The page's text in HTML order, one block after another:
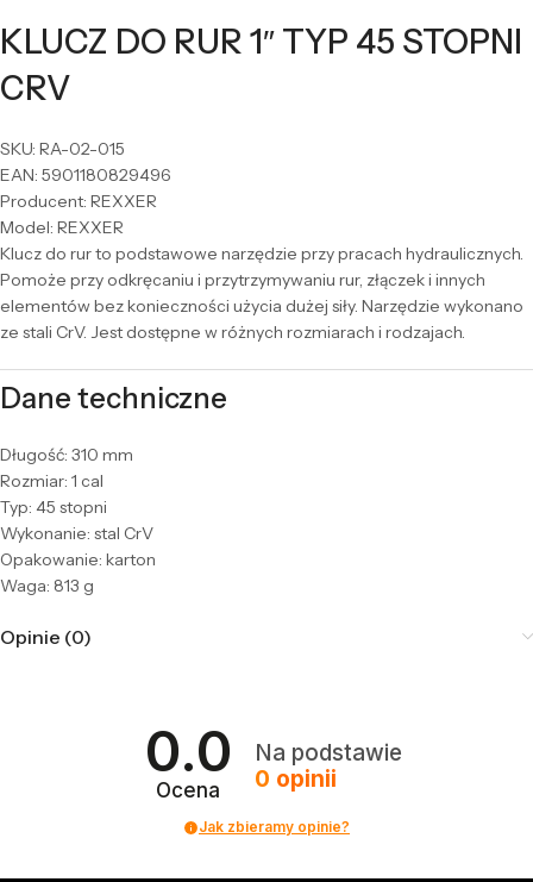
KLUCZ DO RUR 1″ TYP 45 STOPNI
CRV
SKU: RA-02-015
EAN: 5901180829496
Producent: REXXER
Model: REXXER
Klucz do rur to podstawowe narzędzie przy pracach hydraulicznych.
Pomoże przy odkręcaniu i przytrzymywaniu rur, złączek i innych
elementów bez konieczności użycia dużej siły. Narzędzie wykonano
ze stali CrV. Jest dostępne w różnych rozmiarach i rodzajach.
Dane techniczne
Długość: 310 mm
Rozmiar: 1 cal
Typ: 45 stopni
Wykonanie: stal CrV
Opakowanie: karton
Waga: 813 g
Opinie (0)
0.0
Ocena
Na podstawie
0 opinii
Jak zbieramy opinie?